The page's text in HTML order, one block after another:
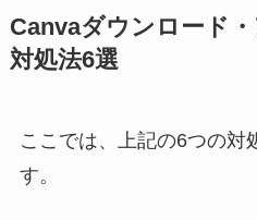
Canvaダウンロード
対処法6選
ここでは、上記の6つの対
す。